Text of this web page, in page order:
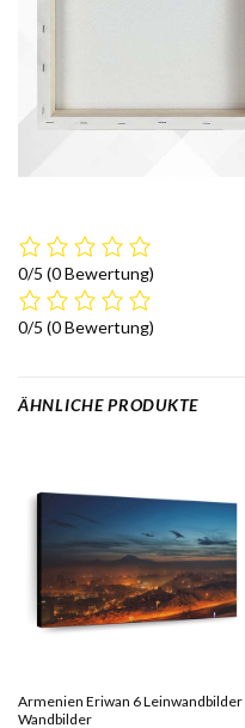
0/5 (0 Bewertung)
0/5 (0 Bewertung)
ÄHNLICHE PRODUKTE
Armenien Eriwan 6 Leinwandbilder
Wandbilder